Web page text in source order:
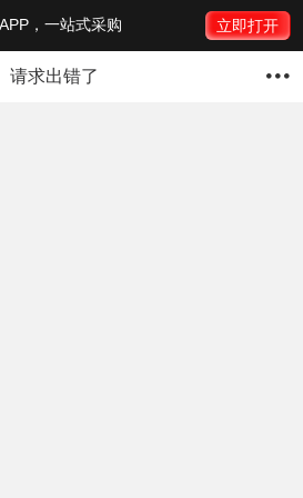
，一站式采购 立即打开
请求出错了 